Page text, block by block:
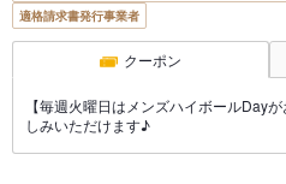
適格請求書発行事業者
クーポン
【毎週火曜日はメンズハイボール
しみいただけます♪